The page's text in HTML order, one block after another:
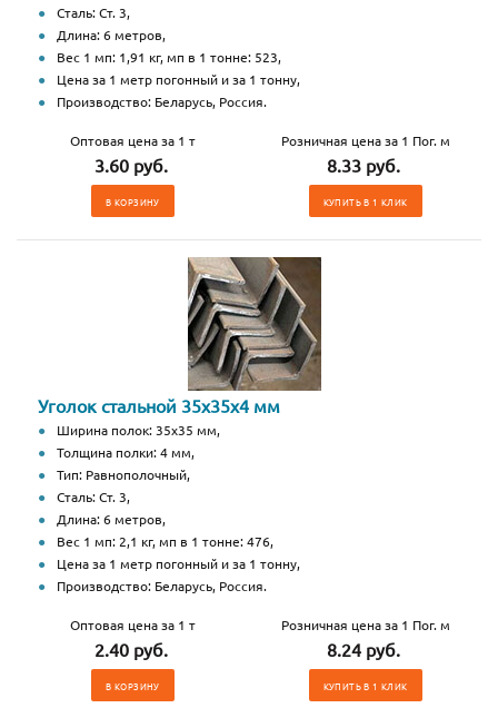
Сталь: Ст. 3,
Длина: 6 метров,
Вес 1 мп: 1,91 кг, мп в 1 тонне: 523,
Цена за 1 метр погонный и за 1 тонну,
Производство: Беларусь, Россия.
Оптовая цена за 1 т
3.60 руб.
В КОРЗИНУ
Розничная цена за 1 Пог. м
8.33 руб.
КУПИТЬ В 1 КЛИК
Уголок стальной 35х35х4 мм
Ширина полок: 35х35 мм,
Толщина полки: 4 мм,
Тип: Равнополочный,
Сталь: Ст. 3,
Длина: 6 метров,
Вес 1 мп: 2,1 кг, мп в 1 тонне: 476,
Цена за 1 метр погонный и за 1 тонну,
Производство: Беларусь, Россия.
Оптовая цена за 1 т
2.40 руб.
В КОРЗИНУ
Розничная цена за 1 Пог. м
8.24 руб.
КУПИТЬ В 1 КЛИК